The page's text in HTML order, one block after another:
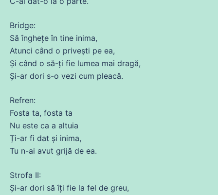
Bridge:
Să înghețe în tine inima,
Atunci când o privești pe ea,
Și când o să-ți fie lumea mai dragă,
Și-ar dori s-o vezi cum pleacă.
Refren:
Fosta ta, fosta ta
Nu este ca a altuia
Ți-ar fi dat și inima,
Tu n-ai avut grijă de ea.
Strofa II:
Și-ar dori să îți fie la fel de greu,